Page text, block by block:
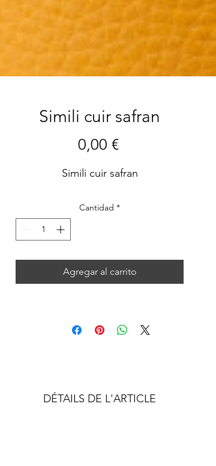
Simili cuir safran
0,00 €Precio
Simili cuir safran
Cantidad *
Agregar al carrito
DÉTAILS DE L'ARTICLE